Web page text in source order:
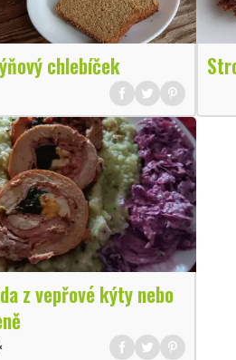
chlebíček
z vepřové kýty nebo